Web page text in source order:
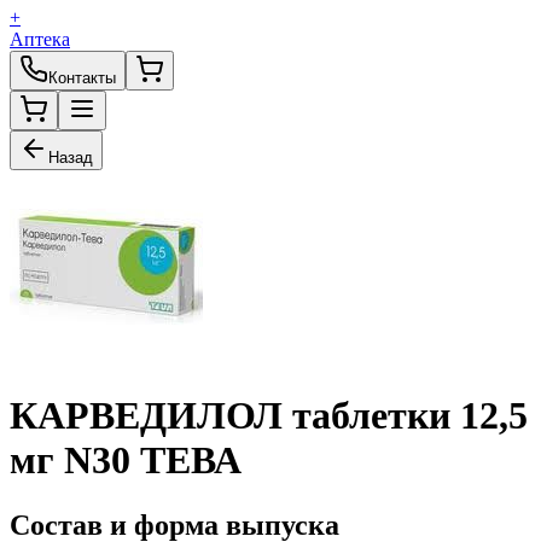
+
Аптека
Контакты
Назад
КАРВЕДИЛОЛ таблетки 12,5
мг N30 ТЕВА
Состав и форма выпуска